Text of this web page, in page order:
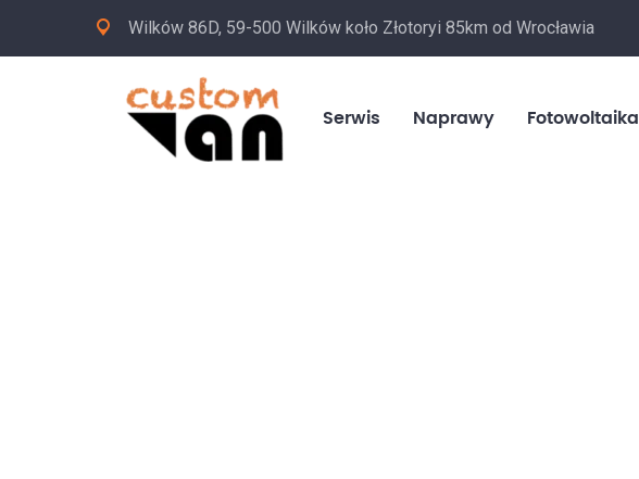
Wilków 86D, 59-500 Wilków koło Złotoryi 85km od Wrocławia
Serwis Naprawy Fotowoltaika